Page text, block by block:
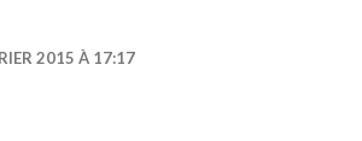
2015 À 17:17